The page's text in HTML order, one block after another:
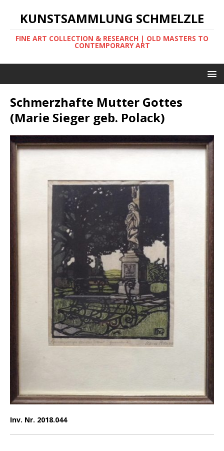
KUNSTSAMMLUNG SCHMELZLE
FINE ART COLLECTION & RESEARCH | OLD MASTERS TO
CONTEMPORARY ART
Schmerzhafte Mutter Gottes
(Marie Sieger geb. Polack)
Inv. Nr. 2018.044